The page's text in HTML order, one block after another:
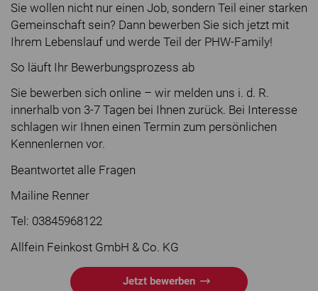
Sie wollen nicht nur einen Job, sondern Teil einer starken
Gemeinschaft sein? Dann bewerben Sie sich jetzt mit
Ihrem Lebenslauf und werde Teil der PHW-Family!
So läuft Ihr Bewerbungsprozess ab
Sie bewerben sich online – wir melden uns i. d. R.
innerhalb von 3-7 Tagen bei Ihnen zurück. Bei Interesse
schlagen wir Ihnen einen Termin zum persönlichen
Kennenlernen vor.
Beantwortet alle Fragen
Mailine Renner
Tel: 03845968122
Allfein Feinkost GmbH & Co. KG
Jetzt bewerben